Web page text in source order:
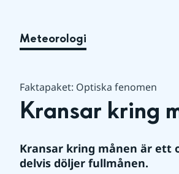
Meteorologi
Faktapaket: Optiska fenomen
Kransar kring
Kransar kring månen är ett
delvis döljer fullmånen.